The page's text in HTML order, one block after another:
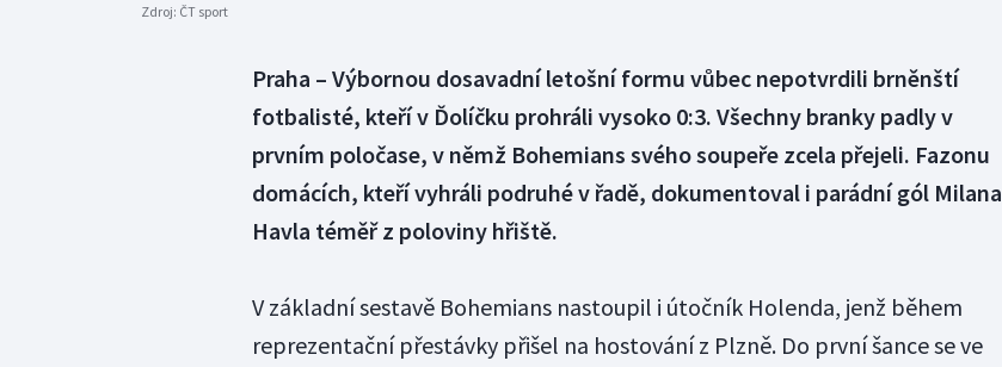
Zdroj: ČT sport
Praha – Výbornou dosavadní letošní formu vůbec nepotvrdili brněnští
fotbalisté, kteří v Ďolíčku prohráli vysoko 0:3. Všechny branky padly v
prvním poločase, v němž Bohemians svého soupeře zcela přejeli. Fazonu
domácích, kteří vyhráli podruhé v řadě, dokumentoval i parádní gól Milana
Havla téměř z poloviny hřiště.
V základní sestavě Bohemians nastoupil i útočník Holenda, jenž během
reprezentační přestávky přišel na hostování z Plzně. Do první šance se ve